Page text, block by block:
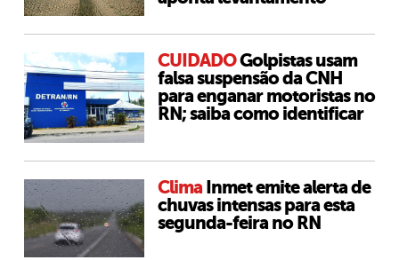
CUIDADOGolpistas usam
falsa suspensão da CNH
para enganar motoristas no
RN; saiba como identificar
Clima Inmet emite alerta de
chuvas intensas para esta
segunda-feira no RN